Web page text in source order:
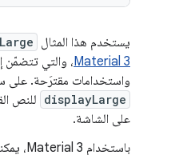
يستخدم هذا المثال
Material 3، والتي تتضمّن
واستخدامات مقترَحة. على
displayLarge للنص
على الشاشة.
باستخدام Material 3، يمكنك تغيير القيم التلقائية لـ